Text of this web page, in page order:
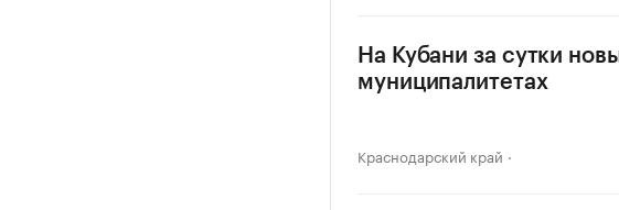
На Кубани за сутки
муниципалитетах
Краснодарский край